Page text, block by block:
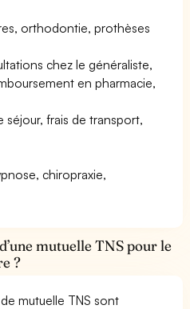
orthodontie, prothèses
chez le généraliste,
en pharmacie,
séjour, frais de transport,
chiropraxie,
mutuelle TNS pour le
?
mutuelle TNS sont